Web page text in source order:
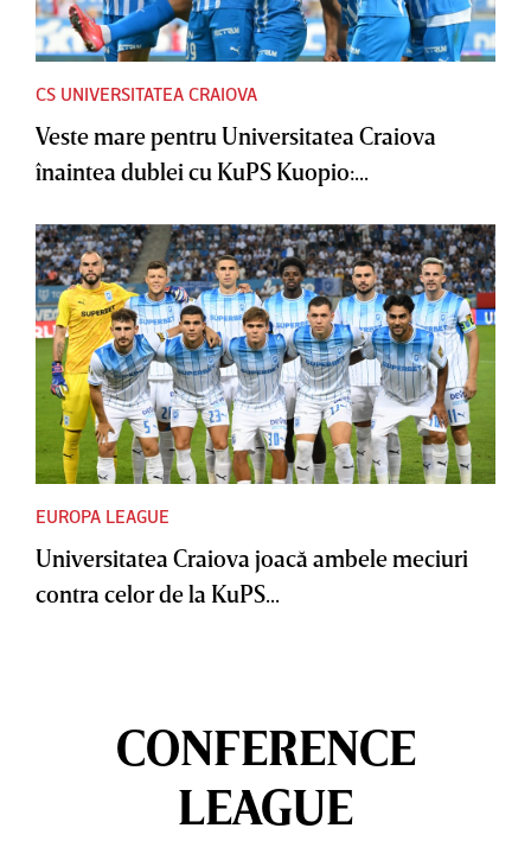
CS UNIVERSITATEA CRAIOVA
Veste mare pentru Universitatea Craiova
înaintea dublei cu KuPS Kuopio:...
EUROPA LEAGUE
Universitatea Craiova joacă ambele meciuri
contra celor de la KuPS...
CONFERENCE
LEAGUE